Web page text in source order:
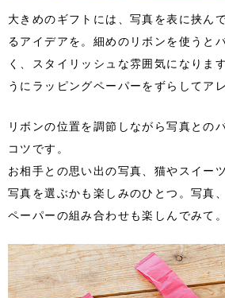
大きめのギフトには、写真を表に挟ん
るアイデアを。細めのリボンを使うと
く、スタイリッシュな雰囲気になりま
うにラッピングペーパーをずらしてア
リボンの位置を調節しながら写真との
コツです。
お相手との思い出の写真、猫やスイー
写真を選ぶかも楽しみのひとつ。写真
ペーパーの組み合わせも楽しんでみて。